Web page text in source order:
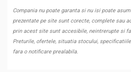
Compania nu poate garanta si nu isi poate
prezentate pe site sunt corecte, complete sau
prin acest site sunt accesibile, neintrerupte si
Preturile, ofertele, situatia stocului,
fara o notificare prealabila.